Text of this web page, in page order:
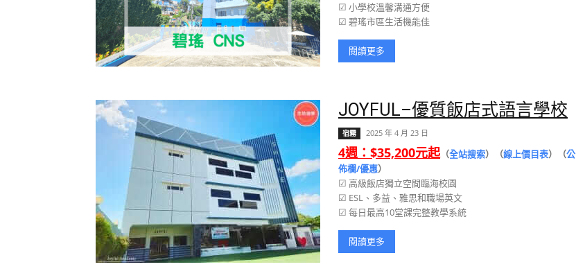
☑ 小學校溫馨溝通方便
☑ 碧瑤市區生活機能佳
閱讀更多
JOYFUL–優質飯店式語言學校
宿霧 2025 年 4 月 23 日
4週：$35,200元起（全站搜索）（線上價目表）（公
佈欄/優惠）
☑ 高級飯店獨立空間臨海校園
☑ ESL、多益、雅思和職場英文
☑ 每日最高10堂課完整教學系統
閱讀更多